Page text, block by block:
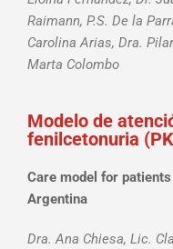
Raimann, P.S. De la
Carolina Arias, Dra.
Marta Colombo
Modelo de
fenilcetonuria
Care model for
Argentina
Dra. Ana Chiesa, Lic.